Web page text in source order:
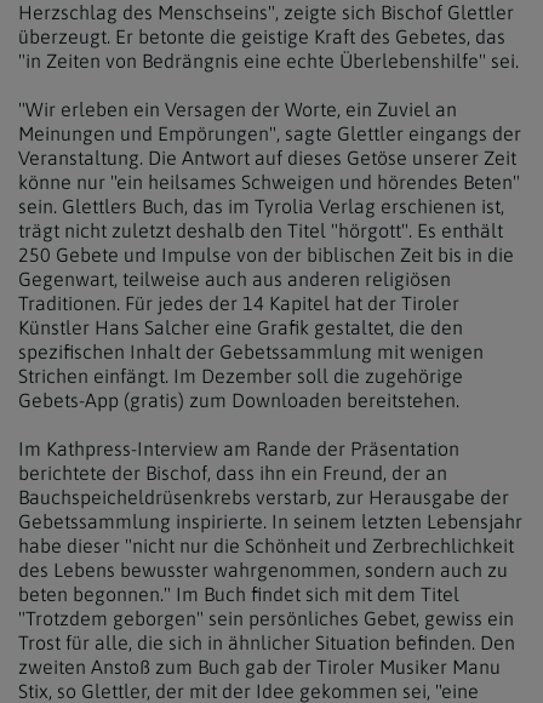
Herzschlag des Menschseins", zeigte sich Bischof Glettler
überzeugt. Er betonte die geistige Kraft des Gebetes, das
"in Zeiten von Bedrängnis eine echte Überlebenshilfe" sei.
"Wir erleben ein Versagen der Worte, ein Zuviel an
Meinungen und Empörungen", sagte Glettler eingangs der
Veranstaltung. Die Antwort auf dieses Getöse unserer Zeit
könne nur "ein heilsames Schweigen und hörendes Beten"
sein. Glettlers Buch, das im Tyrolia Verlag erschienen ist,
trägt nicht zuletzt deshalb den Titel "hörgott". Es enthält
250 Gebete und Impulse von der biblischen Zeit bis in die
Gegenwart, teilweise auch aus anderen religiösen
Traditionen. Für jedes der 14 Kapitel hat der Tiroler
Künstler Hans Salcher eine Grafik gestaltet, die den
spezifischen Inhalt der Gebetssammlung mit wenigen
Strichen einfängt. Im Dezember soll die zugehörige
Gebets-App (gratis) zum Downloaden bereitstehen.
Im Kathpress-Interview am Rande der Präsentation
berichtete der Bischof, dass ihn ein Freund, der an
Bauchspeicheldrüsenkrebs verstarb, zur Herausgabe der
Gebetssammlung inspirierte. In seinem letzten Lebensjahr
habe dieser "nicht nur die Schönheit und Zerbrechlichkeit
des Lebens bewusster wahrgenommen, sondern auch zu
beten begonnen." Im Buch findet sich mit dem Titel
"Trotzdem geborgen" sein persönliches Gebet, gewiss ein
Trost für alle, die sich in ähnlicher Situation befinden. Den
zweiten Anstoß zum Buch gab der Tiroler Musiker Manu
Stix, so Glettler, der mit der Idee gekommen sei, "eine